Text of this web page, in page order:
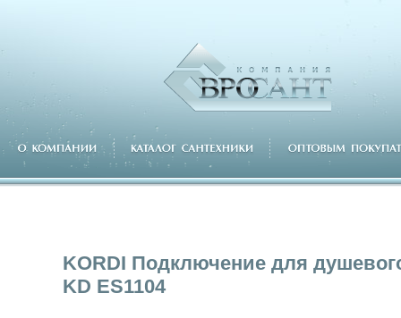
KORDI Подключение для
KD ES1104